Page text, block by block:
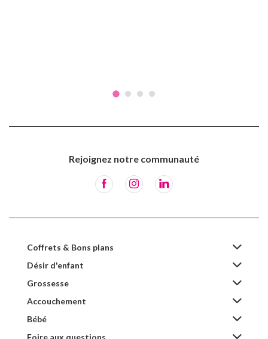
Rejoignez notre communauté
Coffrets & Bons plans
Désir d'enfant
Grossesse
Accouchement
Bébé
Foire aux questions